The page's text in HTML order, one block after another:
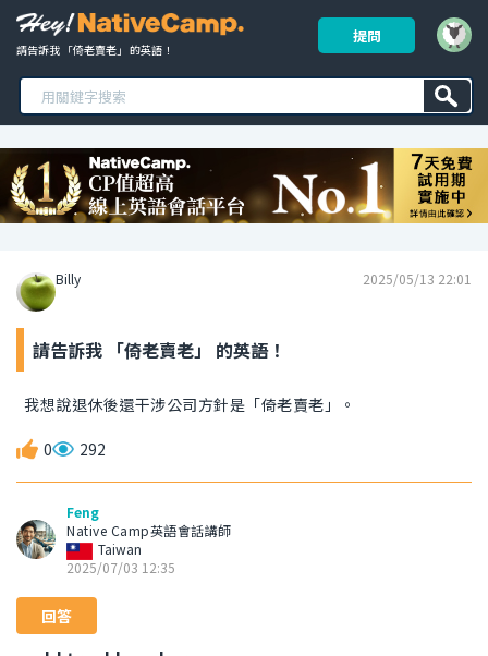
請告訴我 「倚老賣老」 的英語！
提問
Billy 2025/05/13 22:01
請告訴我 「倚老賣老」 的英語！
我想說退休後還干涉公司方針是「倚老賣老」。
0 292
Feng
Native Camp英語會話講師
Taiwan
2025/07/03 12:35
回答